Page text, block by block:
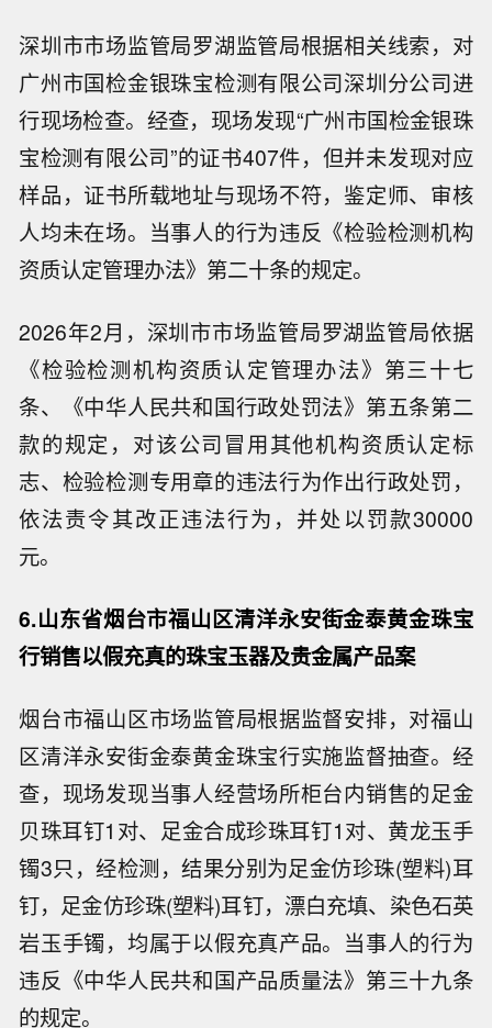
深圳市市场监管局罗湖监管局根据相关线索，对
广州市国检金银珠宝检测有限公司深圳分公司进
行现场检查。经查，现场发现“广州市国检金银珠
宝检测有限公司”的证书407件，但并未发现对应
样品，证书所载地址与现场不符，鉴定师、审核
人均未在场。当事人的行为违反《检验检测机构
资质认定管理办法》第二十条的规定。
2026年2月，深圳市市场监管局罗湖监管局依据
《检验检测机构资质认定管理办法》第三十七
条、《中华人民共和国行政处罚法》第五条第二
款的规定，对该公司冒用其他机构资质认定标
志、检验检测专用章的违法行为作出行政处罚，
依法责令其改正违法行为，并处以罚款30000
元。
6.山东省烟台市福山区清洋永安街金泰黄金珠宝
行销售以假充真的珠宝玉器及贵金属产品案
烟台市福山区市场监管局根据监督安排，对福山
区清洋永安街金泰黄金珠宝行实施监督抽查。经
查，现场发现当事人经营场所柜台内销售的足金
贝珠耳钉1对、足金合成珍珠耳钉1对、黄龙玉手
镯3只，经检测，结果分别为足金仿珍珠(塑料)耳
钉，足金仿珍珠(塑料)耳钉，漂白充填、染色石英
岩玉手镯，均属于以假充真产品。当事人的行为
违反《中华人民共和国产品质量法》第三十九条
的规定。